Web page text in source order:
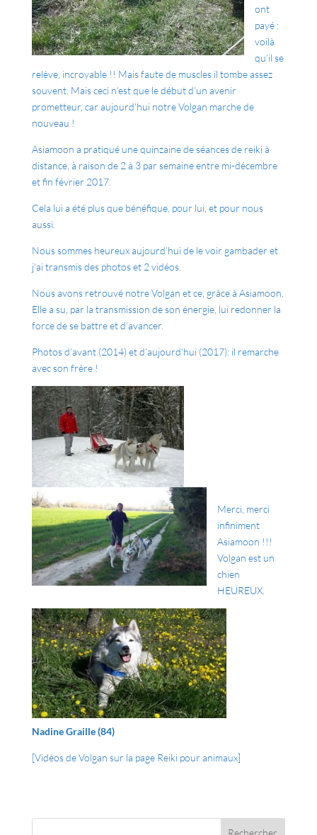
ont
payé :
voilà
qu’il se
relève, incroyable !! Mais faute de muscles il tombe assez
souvent. Mais ceci n’est que le début d’un avenir
prometteur, car aujourd’hui notre Volgan marche de
nouveau !
Asiamoon a pratiqué une quinzaine de séances de reiki à
distance, à raison de 2 à 3 par semaine entre mi-décembre
et fin février 2017.
Cela lui a été plus que bénéfique, pour lui, et pour nous
aussi.
Nous sommes heureux aujourd’hui de le voir gambader et
j’ai transmis des photos et 2 vidéos.
Nous avons retrouvé notre Volgan et ce, grâce à Asiamoon.
Elle a su, par la transmission de son énergie, lui redonner la
force de se battre et d’avancer.
Photos d’avant (2014) et d’aujourd’hui (2017): il remarche
avec son frère !
Merci, merci
infiniment
Asiamoon !!!
Volgan est un
chien
HEUREUX.
Nadine Graille (84)
[Vidéos de Volgan sur la page Reiki pour animaux]